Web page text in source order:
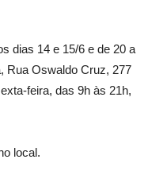
dias 14 e 15/6 e de 20 a
Rua Oswaldo Cruz, 277
feira, das 9h às 21h,
local.